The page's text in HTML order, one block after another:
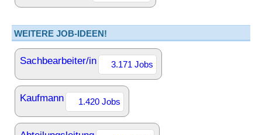
WEITERE JOB-IDEEN!
Sachbearbeiter/in 3.171 Jobs
Kaufmann 1.420 Jobs